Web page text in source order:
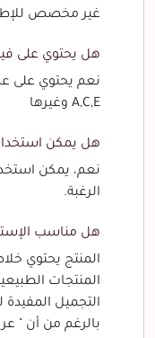
غير مخصص
هل يحتوي على
نعم يحتوي على
A,C,E وغيرها
هل يمكن
نعم، يمكن
الرغبة.
هل مناسب
المنتج يحتوي
المنتجات
التجميل
بالرغم من أن "